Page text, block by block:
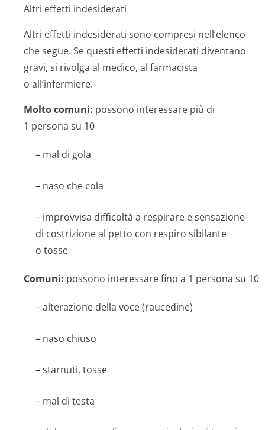
Altri effetti indesiderati
Altri effetti indesiderati sono compresi nell’elenco
che segue. Se questi effetti indesiderati diventano
gravi, si rivolga al medico, al farmacista
o all’infermiere.
Molto comuni: possono interessare più di
1 persona su 10
– mal di gola
– naso che cola
– improvvisa difficoltà a respirare e sensazione
di costrizione al petto con respiro sibilante
o tosse
Comuni: possono interessare fino a 1 persona su 10
– alterazione della voce (raucedine)
– naso chiuso
– starnuti, tosse
– mal di testa